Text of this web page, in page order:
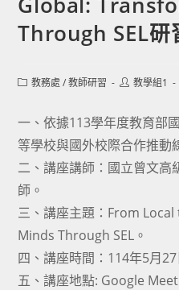
Through SEL研
Post教務處 / 教師研習
Post教學組1
一、依據113學年度教育部
等學校與國外校際合作推動
二、講座講師：國立曾文高
師。
三、講座主題：From
Minds Through SEL。
四、講座時間：114年5月
五、講座地點: Google Meet